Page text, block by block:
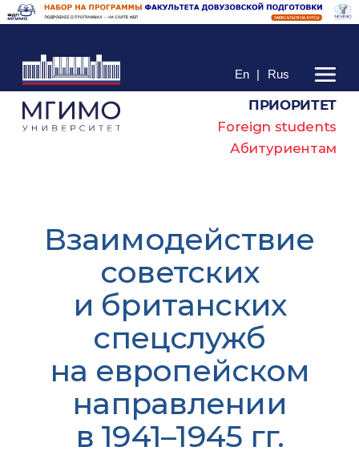
En | Rus
ПРИОРИТЕТ
Foreign students
Абитуриентам
Взаимодействие
советских
и британских
спецслужб
на европейском
направлении
в 1941–1945 гг.